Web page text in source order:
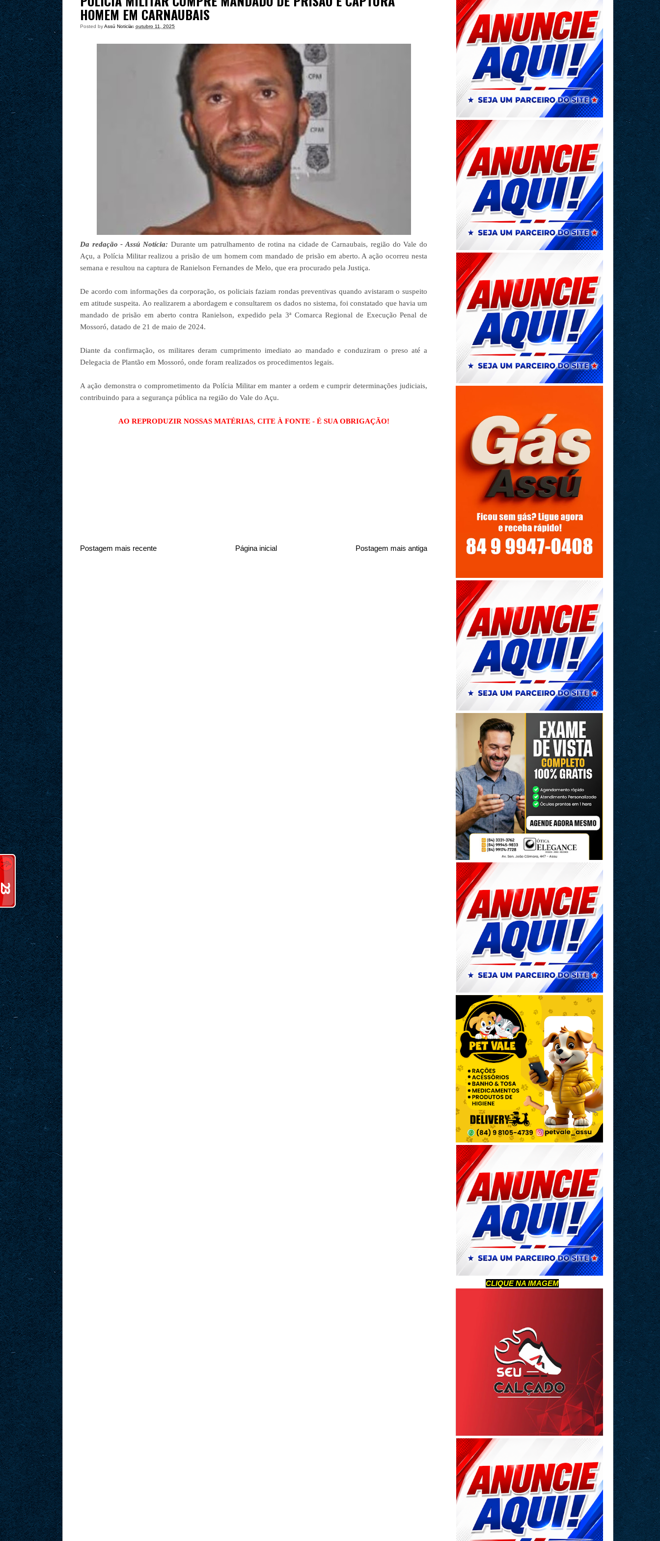
HOMEM EM CARNAUBAIS
Posted byAssú Noticia
às outubro 11, 2025
Da redação - Assú Notícia: Durante um patrulhamento de rotina na cidade de Carnaubais, região do Vale do
Açu, a Polícia Militar realizou a prisão de um homem com mandado de prisão em aberto. A ação ocorreu nesta
semana e resultou na captura de Ranielson Fernandes de Melo, que era procurado pela Justiça.
De acordo com informações da corporação, os policiais faziam rondas preventivas quando avistaram o suspeito
em atitude suspeita. Ao realizarem a abordagem e consultarem os dados no sistema, foi constatado que havia um
mandado de prisão em aberto contra Ranielson, expedido pela 3ª Comarca Regional de Execução Penal de
Mossoró, datado de 21 de maio de 2024.
Diante da confirmação, os militares deram cumprimento imediato ao mandado e conduziram o preso até a
Delegacia de Plantão em Mossoró, onde foram realizados os procedimentos legais.
A ação demonstra o comprometimento da Polícia Militar em manter a ordem e cumprir determinações judiciais,
contribuindo para a segurança pública na região do Vale do Açu.
AO REPRODUZIR NOSSAS MATÉRIAS, CITE À FONTE - É SUA OBRIGAÇÃO!
Postagem mais recente Postagem mais antiga
Página inicial
CLIQUE NA IMAGEM